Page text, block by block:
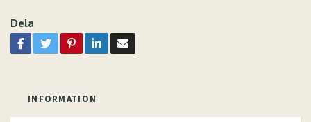
Dela
INFORMATION